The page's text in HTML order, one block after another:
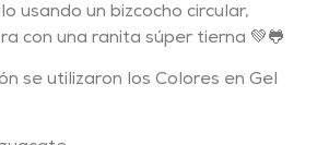
usando un bizcocho circular,
con una ranita súper tierna 💚🐸
se utilizaron los Colores en Gel